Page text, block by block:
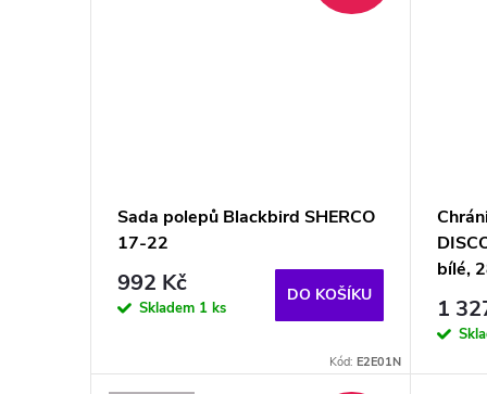
Sada polepů Blackbird SHERCO
17-22
992 Kč
Skladem 1 ks
DO KOŠÍKU
Kód:E2E01N
bílé,
1